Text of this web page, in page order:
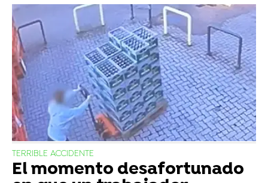
TERRIBLE ACCIDENTE
El momento desafortunado